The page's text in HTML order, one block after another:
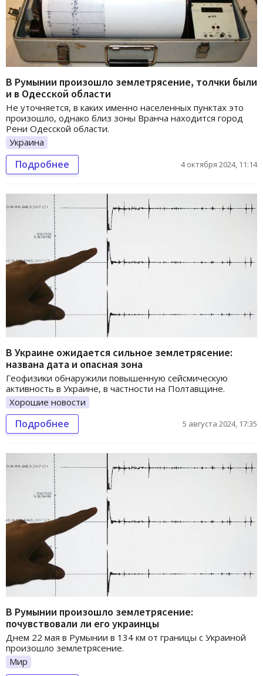
В Румынии произошло землетрясение, толчки были
и в Одесской области
Не уточняется, в каких именно населенных пунктах это
произошло, однако близ зоны Вранча находится город
Рени Одесской области.
Украина
Подробнее 4 октября 2024, 11:14
В Украине ожидается сильное землетрясение:
названа дата и опасная зона
Геофизики обнаружили повышенную сейсмическую
активность в Украине, в частности на Полтавщине.
Хорошие новости
Подробнее 5 августа 2024, 17:35
В Румынии произошло землетрясение:
почувствовали ли его украинцы
Днем 22 мая в Румынии в 134 км от границы с Украиной
произошло землетрясение.
Мир